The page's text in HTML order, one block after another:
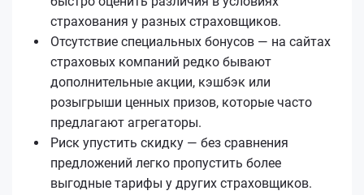
страхования у разных страховщиков.
Отсутствие специальных бонусов — на сайтах
страховых компаний редко бывают
дополнительные акции, кэшбэк или
розыгрыши ценных призов, которые часто
предлагают агрегаторы.
Риск упустить скидку — без сравнения
предложений легко пропустить более
выгодные тарифы у других страховщиков.